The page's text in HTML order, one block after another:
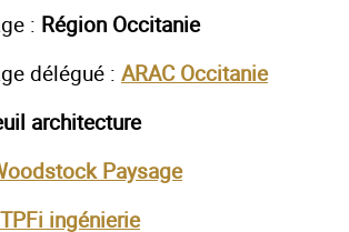
: Région Occitanie
délégué : ARAC Occitanie
architecture
Paysage
TPFi ingénierie